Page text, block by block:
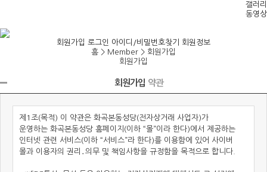
갤러리
동영상
회원가입 로그인 아이디/비밀번호찾기
회원정보
홈 > Member > 회원가입
회원가입
회원가입 약관